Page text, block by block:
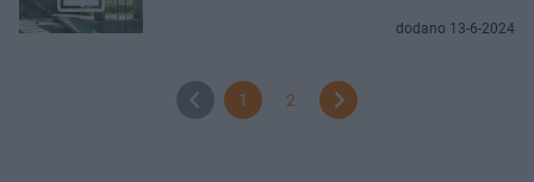
dodano 13-6-2024
1 2